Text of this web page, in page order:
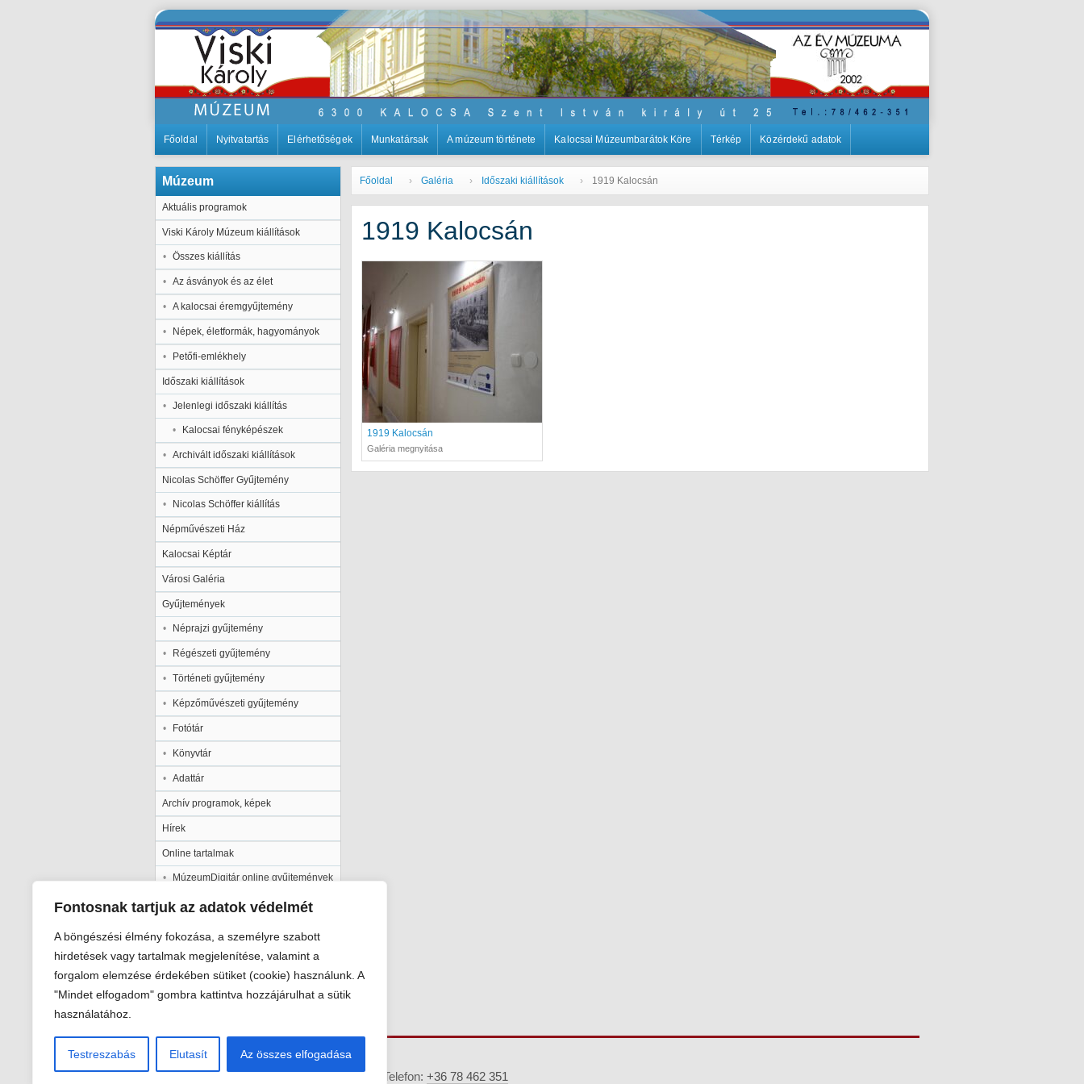
Fontosnak tartjuk az adatok védelmét
A böngészési élmény fokozása, a személyre szabott
hirdetések vagy tartalmak megjelenítése, valamint a
forgalom elemzése érdekében sütiket (cookie) használunk. A
"Mindet elfogadom" gombra kattintva hozzájárulhat a sütik
használatához.
Testreszabás Elutasít Az összes elfogadása
Főoldal Nyitvatartás Elérhetőségek Munkatársak A múzeum története Kalocsai Múzeumbarátok Köre Térkép Közérdekű adatok
Múzeum
Aktuális programok
Viski Károly Múzeum kiállítások
Összes kiállítás
Az ásványok és az élet
A kalocsai éremgyűjtemény
Népek, életformák, hagyományok
Petőfi-emlékhely
Időszaki kiállítások
Jelenlegi időszaki kiállítás
Kalocsai fényképészek
Archivált időszaki kiállítások
Nicolas Schöffer Gyűjtemény
Nicolas Schöffer kiállítás
Népművészeti Ház
Kalocsai Képtár
Városi Galéria
Gyűjtemények
Néprajzi gyűjtemény
Régészeti gyűjtemény
Történeti gyűjtemény
Képzőművészeti gyűjtemény
Fotótár
Könyvtár
Adattár
Archív programok, képek
Hírek
Online tartalmak
MúzeumDigitár online gyűjtemények
Kalocsai Települési Értéktár
Múzeumpedagógia
Pályázatok
Galéria
Főoldal Galéria Időszaki kiállítások 1919 Kalocsán
1919 Kalocsán
1919 Kalocsán
Galéria megnyitása
Viski Károly Múzeum Kalocsa
6300 Kalocsa, Szent István király út 25. · Telefon: +36 78 462 351